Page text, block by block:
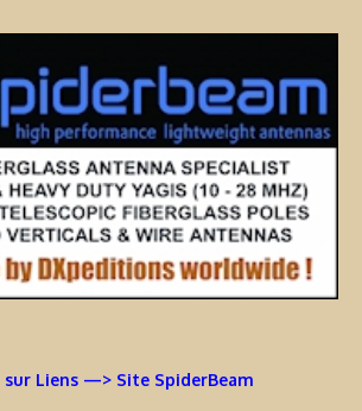
sur Liens —> Site SpiderBeam